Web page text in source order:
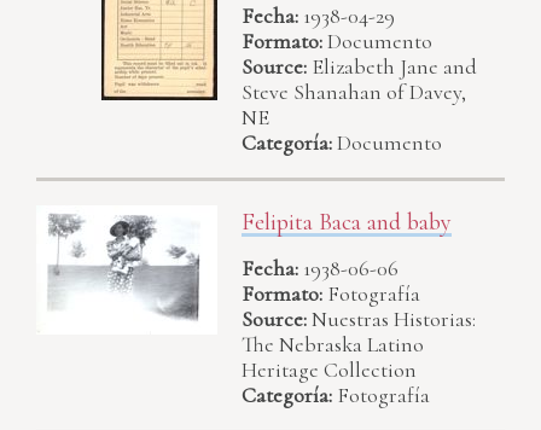
Fecha: 1938-04-29
Formato:Documento
Source: Elizabeth Jane and
Steve Shanahan of Davey,
NE
Categoría:Documento
Felipita Baca and baby
Fecha: 1938-06-06
Formato: Fotografía
Source:Nuestras Historias:
The Nebraska Latino
Heritage Collection
Categoría: Fotografía